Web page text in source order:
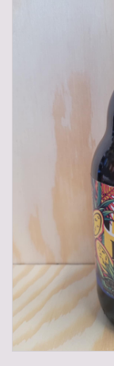
Lege kratten
Manden/Kratten
Mixdozen